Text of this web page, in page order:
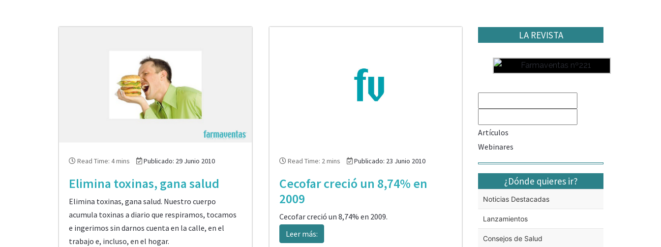
Read Time: 4 mins Publicado: 29 Junio 2010
Elimina toxinas, gana salud
Elimina toxinas, gana salud. Nuestro cuerpo
acumula toxinas a diario que respiramos, tocamos
e ingerimos sin darnos cuenta en la calle, en el
trabajo e, incluso, en el hogar.
Read Time: 2 mins Publicado: 23 Junio 2010
Cecofar creció un 8,74% en
2009
Cecofar creció un 8,74% en 2009.
Leer más:
LA REVISTA
Artículos
Webinares
¿Dónde quieres ir?
Noticias Destacadas
Lanzamientos
Consejos de Salud